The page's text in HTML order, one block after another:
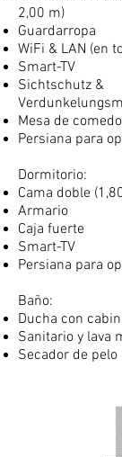
2,00 m)
Guardarropa
WiFi & LAN (en
Smart-TV
Sichtschutz &
Mesa de
Persiana para
Dormitorio:
Cama doble
Armario
Caja fuerte
Smart-TV
Persiana para
Baño:
Ducha con
Sanitario y lava
Secador de pelo